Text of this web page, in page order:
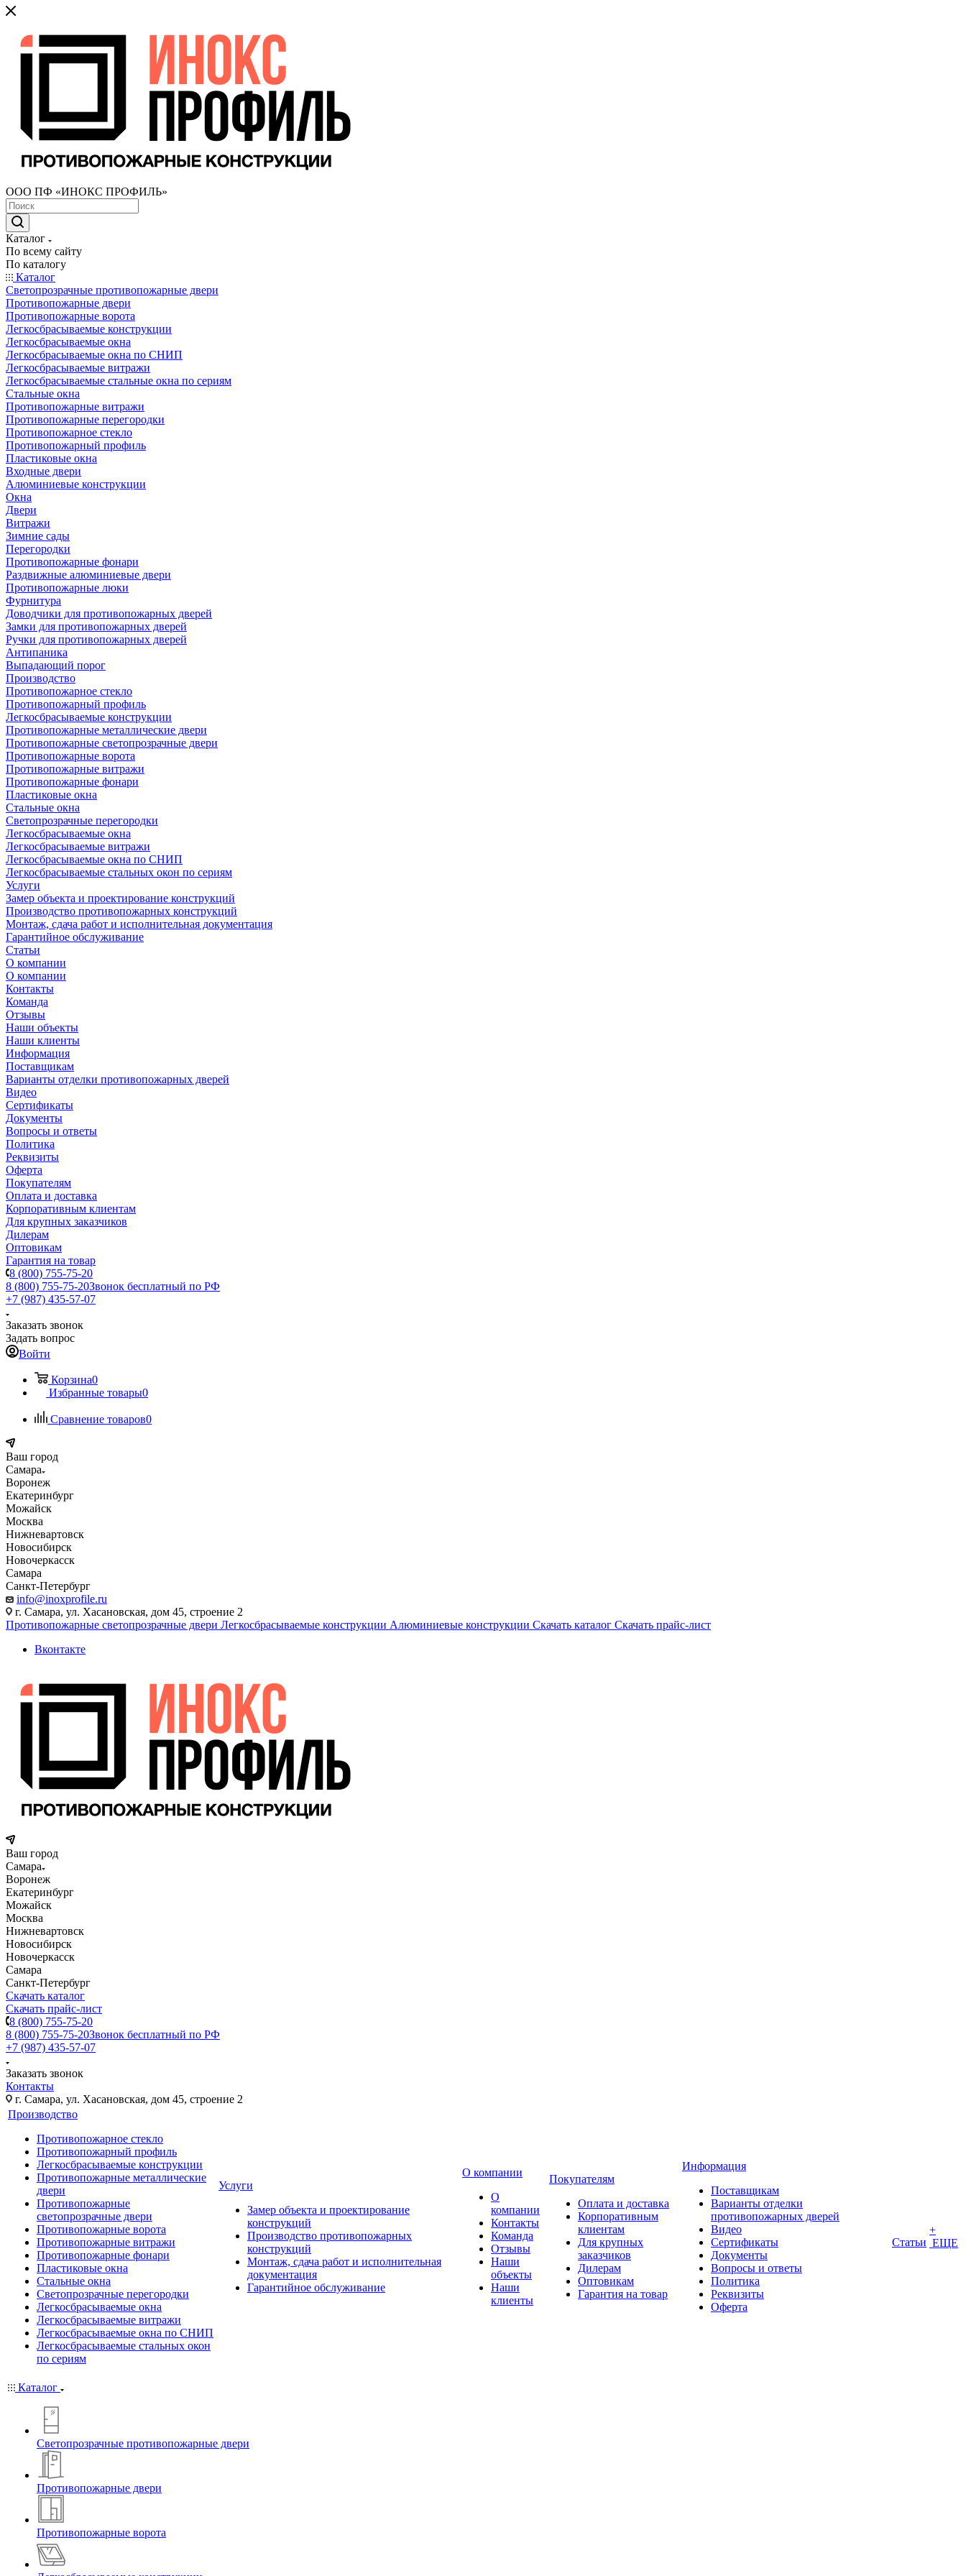
ООО ПФ «ИНОКС ПРОФИЛЬ»
Каталог
По всему сайту
По каталогу
Каталог
Светопрозрачные противопожарные двери
Противопожарные двери
Противопожарные ворота
Легкосбрасываемые конструкции
Легкосбрасываемые окна
Легкосбрасываемые окна по СНИП
Легкосбрасываемые витражи
Легкосбрасываемые стальные окна по сериям
Стальные окна
Противопожарные витражи
Противопожарные перегородки
Противопожарное стекло
Противопожарный профиль
Пластиковые окна
Входные двери
Алюминиевые конструкции
Окна
Двери
Витражи
Зимние сады
Перегородки
Противопожарные фонари
Раздвижные алюминиевые двери
Противопожарные люки
Фурнитура
Доводчики для противопожарных дверей
Замки для противопожарных дверей
Ручки для противопожарных дверей
Антипаника
Выпадающий порог
Производство
Противопожарное стекло
Противопожарный профиль
Легкосбрасываемые конструкции
Противопожарные металлические двери
Противопожарные светопрозрачные двери
Противопожарные ворота
Противопожарные витражи
Противопожарные фонари
Пластиковые окна
Стальные окна
Светопрозрачные перегородки
Легкосбрасываемые окна
Легкосбрасываемые витражи
Легкосбрасываемые окна по СНИП
Легкосбрасываемые стальных окон по сериям
Услуги
Замер объекта и проектирование конструкций
Производство противопожарных конструкций
Монтаж, сдача работ и исполнительная документация
Гарантийное обслуживание
Статьи
О компании
О компании
Контакты
Команда
Отзывы
Наши объекты
Наши клиенты
Информация
Поставщикам
Варианты отделки противопожарных дверей
Видео
Сертификаты
Документы
Вопросы и ответы
Политика
Реквизиты
Оферта
Покупателям
Оплата и доставка
Корпоративным клиентам
Для крупных заказчиков
Дилерам
Оптовикам
Гарантия на товар
8 (800) 755-75-20
8 (800) 755-75-20Звонок бесплатный по РФ
+7 (987) 435-57-07
Заказать звонок
Задать вопрос
Войти
Корзина0
Избранные товары0
Сравнение товаров0
Ваш город
Самара
Воронеж
Екатеринбург
Можайск
Москва
Нижневартовск
Новосибирск
Новочеркасск
Самара
Санкт-Петербург
info@inoxprofile.ru
г. Самара, ул. Хасановская, дом 45, строение 2
Противопожарные светопрозрачные двери Легкосбрасываемые конструкции Алюминиевые конструкции Скачать каталог Скачать прайс-лист
Вконтакте
Ваш город
Самара
Воронеж
Екатеринбург
Можайск
Москва
Нижневартовск
Новосибирск
Новочеркасск
Самара
Санкт-Петербург
Скачать каталог
Скачать прайс-лист
8 (800) 755-75-20
8 (800) 755-75-20Звонок бесплатный по РФ
+7 (987) 435-57-07
Заказать звонок
Контакты
г. Самара, ул. Хасановская, дом 45, строение 2
Производство
Противопожарное стекло
Противопожарный профиль
Легкосбрасываемые конструкции
Противопожарные металлические
двери
Противопожарные
светопрозрачные двери
Противопожарные ворота
Противопожарные витражи
Противопожарные фонари
Пластиковые окна
Стальные окна
Светопрозрачные перегородки
Легкосбрасываемые окна
Легкосбрасываемые витражи
Легкосбрасываемые окна по СНИП
Легкосбрасываемые стальных окон
по сериям
Услуги
Замер объекта и проектирование
конструкций
Производство противопожарных
конструкций
Монтаж, сдача работ и исполнительная
документация
Гарантийное обслуживание
О компании
О
компании
Контакты
Команда
Отзывы
Наши
объекты
Наши
клиенты
Покупателям
Оплата и доставка
Корпоративным
клиентам
Для крупных
заказчиков
Дилерам
Оптовикам
Гарантия на товар
Информация
Поставщикам
Варианты отделки
противопожарных дверей
Видео
Сертификаты
Документы
Вопросы и ответы
Политика
Реквизиты
Оферта
Статьи
+
ЕЩЕ
Каталог
Светопрозрачные противопожарные двери
Противопожарные двери
Противопожарные ворота